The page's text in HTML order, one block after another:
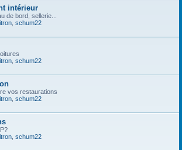
intérieur
de bord, sellerie...
schum22
schum22
vos restaurations
schum22
schum22